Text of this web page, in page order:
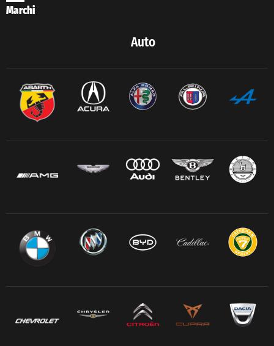
Marchi
Auto